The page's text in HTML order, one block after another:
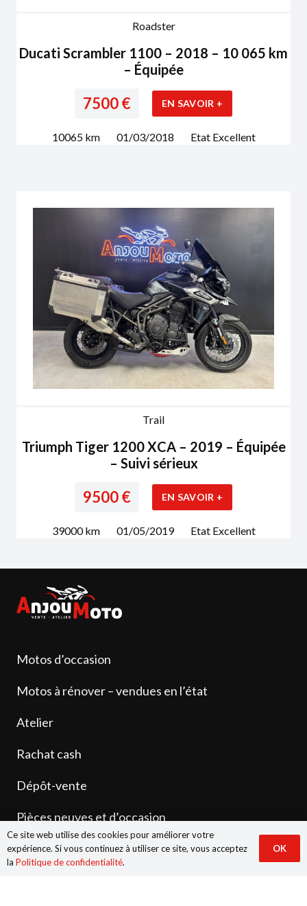
Roadster
Ducati Scrambler 1100 – 2018 – 10 065 km
– Équipée
7500€ EN SAVOIR +
10065km 01/03/2018 Etat Excellent
Trail
Triumph Tiger 1200 XCA – 2019 – Équipée
– Suivi sérieux
9500€ EN SAVOIR +
39000km 01/05/2019 Etat Excellent
Motos d’occasion
Motos à rénover – vendues en l’état
Atelier
Rachat cash
Dépôt-vente
Pièces neuves et d’occasion
Contact
Ce site web utilise des cookies pour améliorer votre
expérience. Si vous continuez à utiliser ce site, vous acceptez
la Politique de confidentialité.
OK